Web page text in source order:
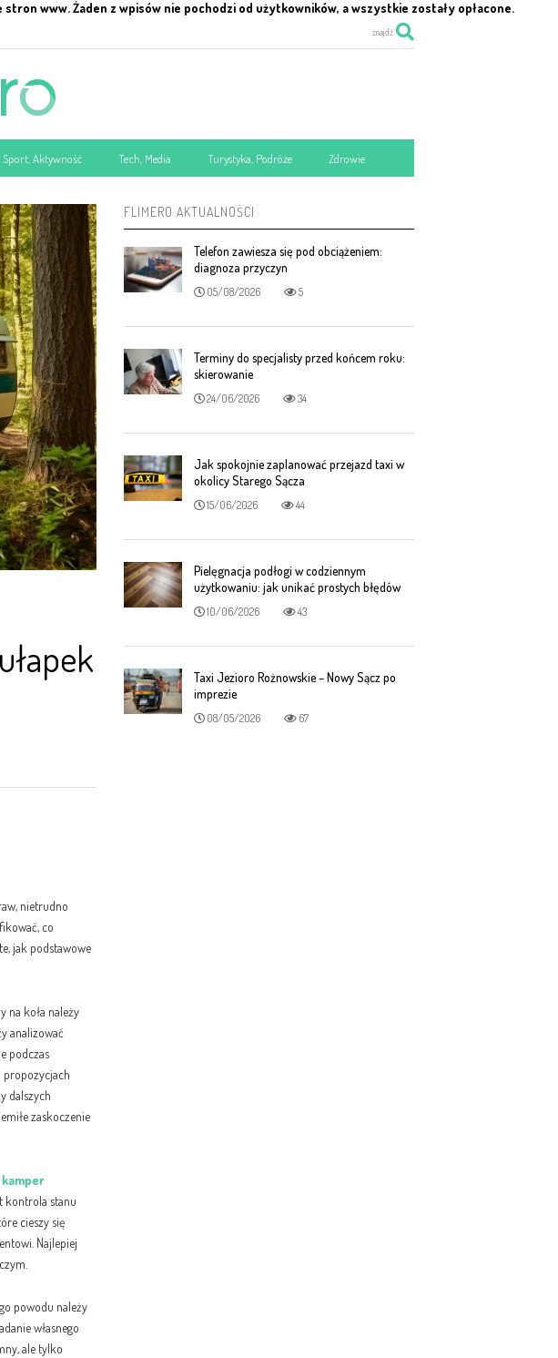
www. Żaden z wpisów nie pochodzi od użytkowników, a wszystkie zostały opłacone.
znajdź
Sport, Aktywność Tech, Media Turystyka, Podróże Zdrowie
nietrudno
co
jak podstawowe
na koła należy
analizować
podczas
propozycjach
dalszych
zaskoczenie
kamper
kontrola stanu
cieszy się
Najlepiej
powodu należy
własnego
ale tylko
FLIMERO AKTUALNOŚCI
Telefon zawiesza się pod obciążeniem:
diagnoza przyczyn
05/08/2026 5
Terminy do specjalisty przed końcem roku:
skierowanie
24/06/2026 34
Jak spokojnie zaplanować przejazd taxi w
okolicy Starego Sącza
15/06/2026 44
Pielęgnacja podłogi w codziennym
użytkowaniu: jak unikać prostych błędów
10/06/2026 43
Taxi Jezioro Rożnowskie – Nowy Sącz po
imprezie
08/05/2026 67